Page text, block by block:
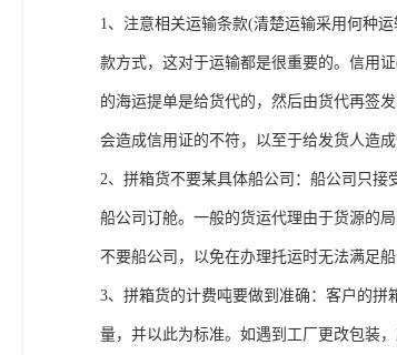
1、注意相关运输条款(清楚运输采用何种
款方式，这对于运输都是很重要的。信用
的海运提单是给货代的，然后由货代再签
会造成信用证的不符，以至于给发货人造成
2、拼箱货不要某具体船公司：船公司只
船公司订舱。一般的货运代理由于货源的
不要船公司，以免在办理托运时无法满足
3、拼箱货的计费吨要做到准确：客户的
量，并以此为标准。如遇到工厂更改包装